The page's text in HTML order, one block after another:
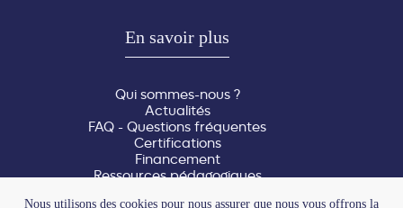
Nous utilisons des cookies pour nous assurer que nous vous offrons la
En savoir plus
Qui sommes-nous ?
Actualités
FAQ - Questions fréquentes
Certifications
Financement
Ressources pédagogiques